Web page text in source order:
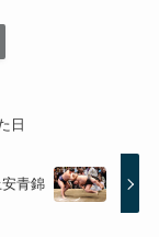
日
青錦